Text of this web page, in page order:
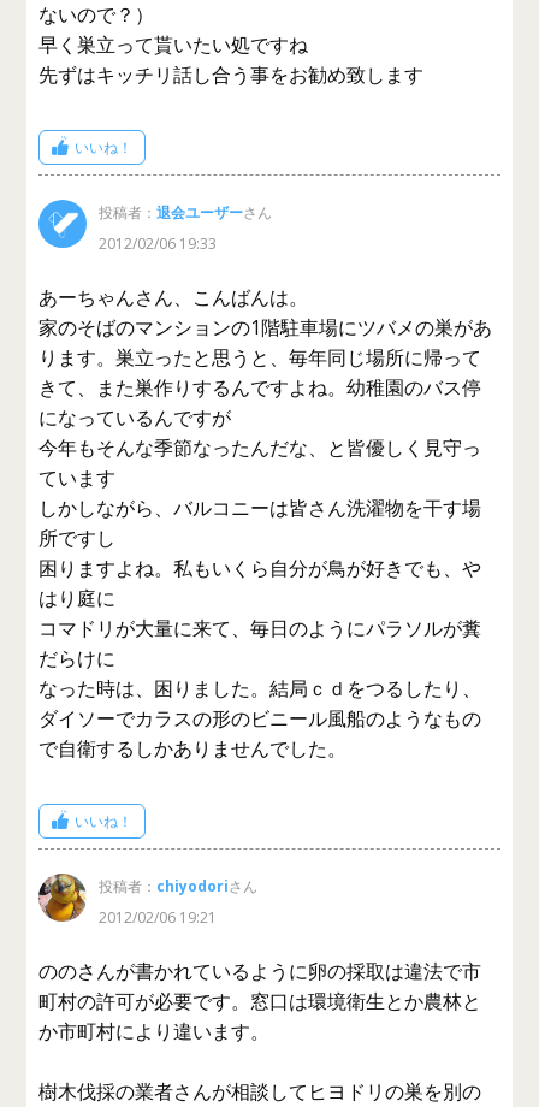
ないので？）
早く巣立って貰いたい処ですね
先ずはキッチリ話し合う事をお勧め致します
いいね！
投稿者：退会ユーザーさん
2012/02/06 19:33
あーちゃんさん、こんばんは。
家のそばのマンションの1階駐車場にツバメの巣があ
ります。巣立ったと思うと、毎年同じ場所に帰って
きて、また巣作りするんですよね。幼稚園のバス停
になっているんですが
今年もそんな季節なったんだな、と皆優しく見守っ
ています
しかしながら、バルコニーは皆さん洗濯物を干す場
所ですし
困りますよね。私もいくら自分が鳥が好きでも、や
はり庭に
コマドリが大量に来て、毎日のようにパラソルが糞
だらけに
なった時は、困りました。結局ｃｄをつるしたり、
ダイソーでカラスの形のビニール風船のようなもの
で自衛するしかありませんでした。
いいね！
投稿者： chiyodoriさん
2012/02/06 19:21
ののさんが書かれているように卵の採取は違法で市
町村の許可が必要です。窓口は環境衛生とか農林と
か市町村により違います。
樹木伐採の業者さんが相談してヒヨドリの巣を別の